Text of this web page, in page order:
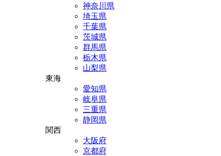
神奈川県
埼玉県
千葉県
茨城県
群馬県
栃木県
山梨県
東海
愛知県
岐阜県
三重県
静岡県
関西
大阪府
京都府